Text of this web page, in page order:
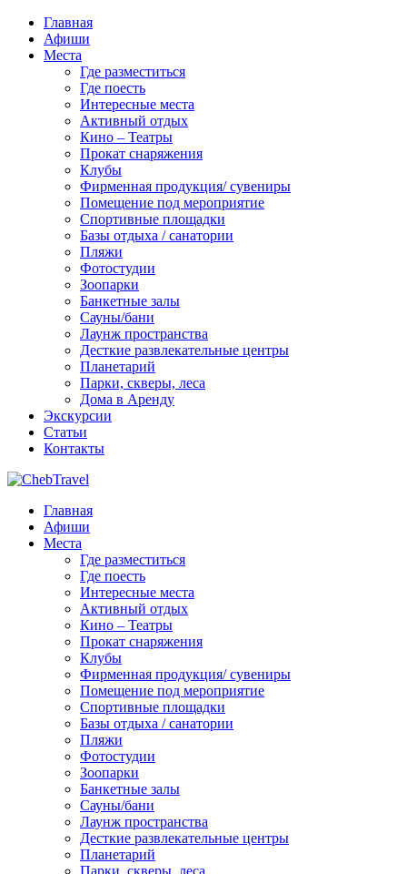
Главная
Афиши
Места
Где разместиться
Где поесть
Интересные места
Активный отдых
Кино – Театры
Прокат снаряжения
Клубы
Фирменная продукция/ сувениры
Помещение под мероприятие
Спортивные площадки
Базы отдыха / санатории
Пляжи
Фотостудии
Зоопарки
Банкетные залы
Сауны/бани
Лаунж пространства
Десткие развлекательные центры
Планетарий
Парки, скверы, леса
Дома в Аренду
Экскурсии
Статьи
Контакты
Главная
Афиши
Места
Где разместиться
Где поесть
Интересные места
Активный отдых
Кино – Театры
Прокат снаряжения
Клубы
Фирменная продукция/ сувениры
Помещение под мероприятие
Спортивные площадки
Базы отдыха / санатории
Пляжи
Фотостудии
Зоопарки
Банкетные залы
Сауны/бани
Лаунж пространства
Десткие развлекательные центры
Планетарий
Парки, скверы, леса